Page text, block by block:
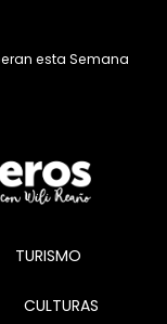
esta Semana
TURISMO
CULTURAS